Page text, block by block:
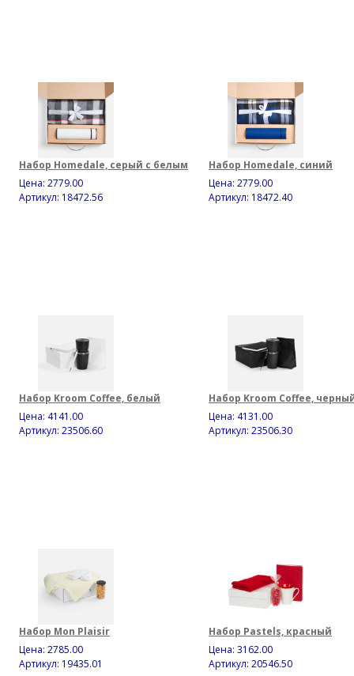
Набор Homedale, серый с белым
Цена: 2779.00
Артикул: 18472.56
Набор Homedale, синий
Цена: 2779.00
Артикул: 18472.40
Набор Kroom Coffee, белый
Цена: 4141.00
Артикул: 23506.60
Набор Kroom Coffee,
Цена: 4131.00
Артикул: 23506.30
Набор Mon Plaisir
Цена: 2785.00
Артикул: 19435.01
Набор Pastels, красный
Цена: 3162.00
Артикул: 20546.50